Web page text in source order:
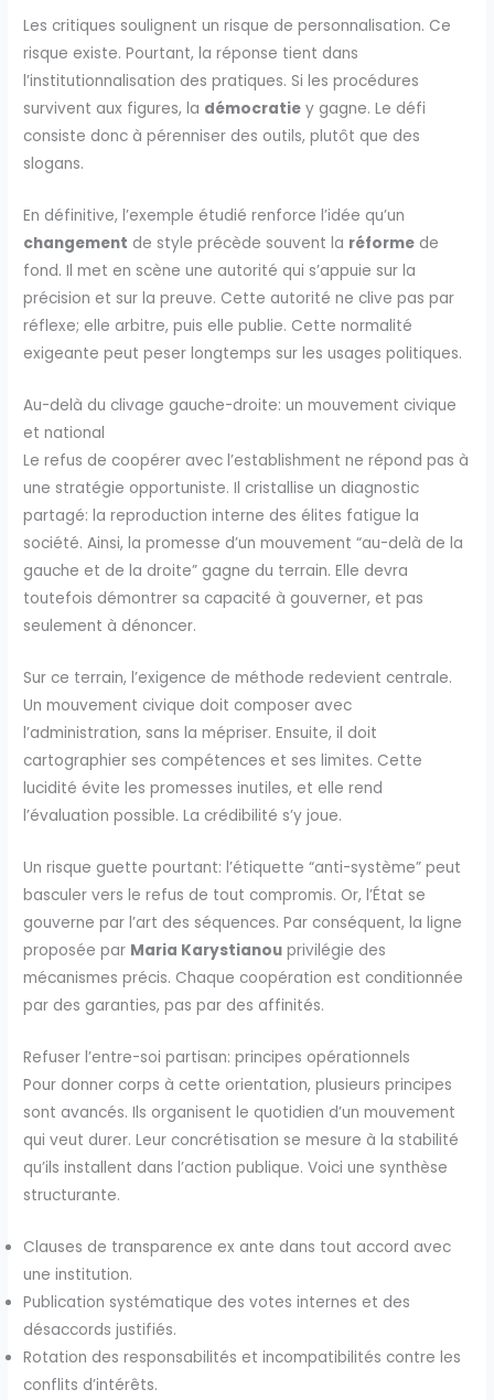
Les critiques soulignent un risque de personnalisation. Ce
risque existe. Pourtant, la réponse tient dans
l’institutionnalisation des pratiques. Si les procédures
survivent aux figures, la démocratie y gagne. Le défi
consiste donc à pérenniser des outils, plutôt que des
slogans.
En définitive, l’exemple étudié renforce l’idée qu’un
changement de style précède souvent la réforme de
fond. Il met en scène une autorité qui s’appuie sur la
précision et sur la preuve. Cette autorité ne clive pas par
réflexe; elle arbitre, puis elle publie. Cette normalité
exigeante peut peser longtemps sur les usages politiques.
Au-delà du clivage gauche-droite: un mouvement civique
et national
Le refus de coopérer avec l’establishment ne répond pas à
une stratégie opportuniste. Il cristallise un diagnostic
partagé: la reproduction interne des élites fatigue la
société. Ainsi, la promesse d’un mouvement “au-delà de la
gauche et de la droite” gagne du terrain. Elle devra
toutefois démontrer sa capacité à gouverner, et pas
seulement à dénoncer.
Sur ce terrain, l’exigence de méthode redevient centrale.
Un mouvement civique doit composer avec
l’administration, sans la mépriser. Ensuite, il doit
cartographier ses compétences et ses limites. Cette
lucidité évite les promesses inutiles, et elle rend
l’évaluation possible. La crédibilité s’y joue.
Un risque guette pourtant: l’étiquette “anti-système” peut
basculer vers le refus de tout compromis. Or, l’État se
gouverne par l’art des séquences. Par conséquent, la ligne
proposée par Maria Karystianou privilégie des
mécanismes précis. Chaque coopération est conditionnée
par des garanties, pas par des affinités.
Refuser l’entre-soi partisan: principes opérationnels
Pour donner corps à cette orientation, plusieurs principes
sont avancés. Ils organisent le quotidien d’un mouvement
qui veut durer. Leur concrétisation se mesure à la stabilité
qu’ils installent dans l’action publique. Voici une synthèse
structurante.
Clauses de transparence ex ante dans tout accord avec
une institution.
Publication systématique des votes internes et des
désaccords justifiés.
Rotation des responsabilités et incompatibilités contre les
conflits d’intérêts.